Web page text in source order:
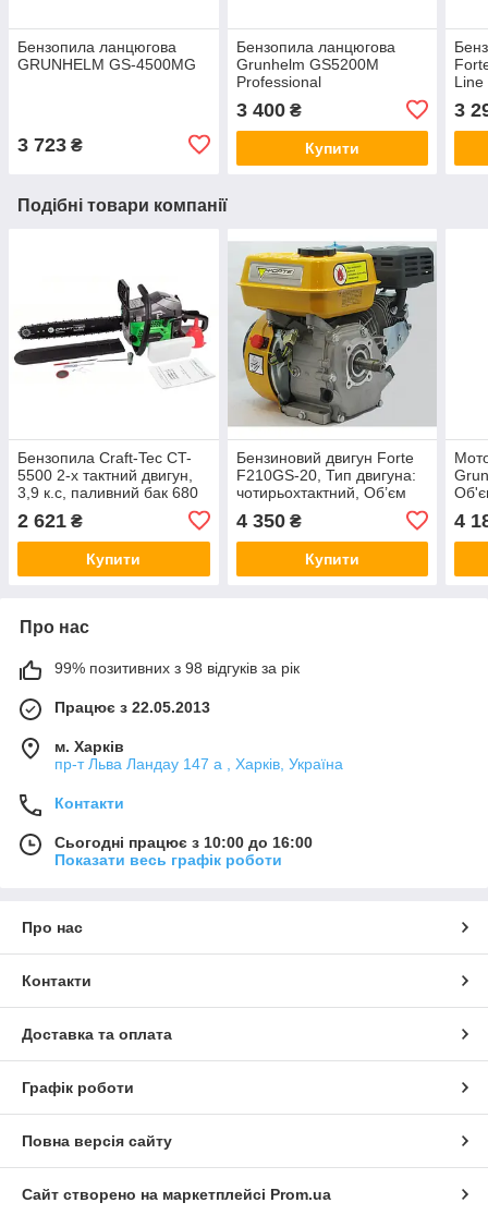
Бензопила ланцюгова
GRUNHELM GS-4500MG
3 723 ₴
Бензопила ланцюгова
Grunhelm GS5200M
Professional
3 400₴
Купити
Line
3
Подібні товари компанії
Бензопила Craft-Tec CT-
5500 2-х тактний двигун,
3,9 к.с, паливний бак 680
мл, довжина шини 450 мм
2 621 ₴
Купити
Бензиновий двигун Forte
F210GS-20, Тип двигуна:
чотирьохтактний, Об’єм
двигуна: 210 см³, Діаметр
валу: 20 мм, шпонка
4 350₴
Купити
4
Про нас
99% позитивних з 98 відгуків за рік
Працює з 22.05.2013
м. Харків
пр-т Льва Ландау 147 а , Харків, Україна
Контакти
Сьогодні працює з 10:00 до 16:00
Показати весь графік роботи
Про нас
Контакти
Доставка та оплата
Графік роботи
Повна версія сайту
Сайт створено на маркетплейсі Prom.ua